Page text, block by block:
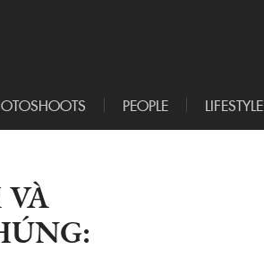
PEOPLE LIFESTYLE
VÀ